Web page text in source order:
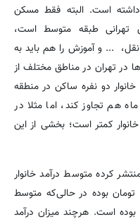
است. البته فقط مسکن
تهرانی طبقه متوسط است،
... و آموزش را هم باید به
در تهران در مناطق مختلف از
دو نفره ساکن در منطقه
تومان در ماه هم تجاوز کند، اما مثلا در
یک خانوار کمتر است؛ بخشی از این
کرده متوسط درآمد خانوار
سال گذشته ۵۴ میلیون تومان بوده در حالی‌که متوسط
۸۱ میلیون تومان بوده است. هرچند میزان درآمد